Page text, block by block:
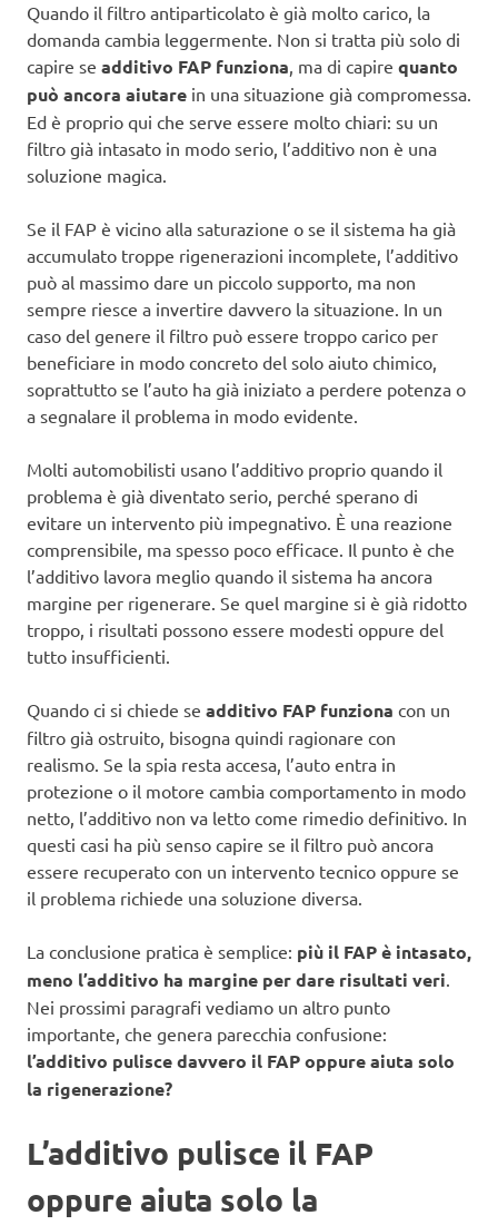
Quando il filtro antiparticolato è già molto carico, la
domanda cambia leggermente. Non si tratta più solo di
capire se additivo FAP funziona, ma di capire quanto
può ancora aiutare in una situazione già compromessa.
Ed è proprio qui che serve essere molto chiari: su un
filtro già intasato in modo serio, l’additivo non è una
soluzione magica.
Se il FAP è vicino alla saturazione o se il sistema ha già
accumulato troppe rigenerazioni incomplete, l’additivo
può al massimo dare un piccolo supporto, ma non
sempre riesce a invertire davvero la situazione. In un
caso del genere il filtro può essere troppo carico per
beneficiare in modo concreto del solo aiuto chimico,
soprattutto se l’auto ha già iniziato a perdere potenza o
a segnalare il problema in modo evidente.
Molti automobilisti usano l’additivo proprio quando il
problema è già diventato serio, perché sperano di
evitare un intervento più impegnativo. È una reazione
comprensibile, ma spesso poco efficace. Il punto è che
l’additivo lavora meglio quando il sistema ha ancora
margine per rigenerare. Se quel margine si è già ridotto
troppo, i risultati possono essere modesti oppure del
tutto insufficienti.
Quando ci si chiede se additivo FAP funziona con un
filtro già ostruito, bisogna quindi ragionare con
realismo. Se la spia resta accesa, l’auto entra in
protezione o il motore cambia comportamento in modo
netto, l’additivo non va letto come rimedio definitivo. In
questi casi ha più senso capire se il filtro può ancora
essere recuperato con un intervento tecnico oppure se
il problema richiede una soluzione diversa.
La conclusione pratica è semplice: più il FAP è intasato,
meno l’additivo ha margine per dare risultati veri.
Nei prossimi paragrafi vediamo un altro punto
importante, che genera parecchia confusione:
l’additivo pulisce davvero il FAP oppure aiuta solo
la rigenerazione?
L’additivo pulisce il FAP
oppure aiuta solo la